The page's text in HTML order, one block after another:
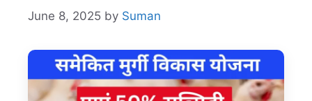
June 8, 2025 by Suman